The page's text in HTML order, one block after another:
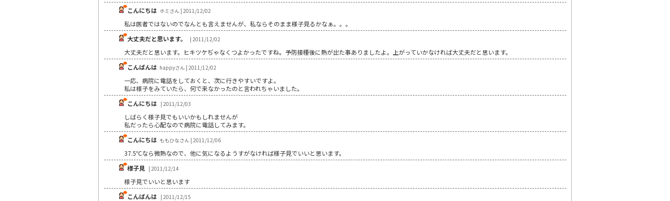
こんにちは ホミさん | 2011/12/02
私は医者ではないのでなんとも言えませんが、私ならそのまま様子見るかなぁ。。。
大丈夫だと思います。
| 2011/12/02
大丈夫だと思います。ヒキツケぢゃなくつよかったですね。予防接種後に熱が出た事ありましたよ。上がっていかなければ大丈夫だと思います。
こんばんは happyさん | 2011/12/02
一応、病院に電話をしておくと、次に行きやすいですよ。
私は様子をみていたら、何で来なかったのと言われちゃいました。
こんにちは | 2011/12/03
しばらく様子見でもいいかもしれませんが
私だったら心配なので病院に電話してみます。
こんにちは ももひなさん | 2011/12/06
37.5℃なら微熱なので、他に気になるようすがなければ様子見でいいと思います。
様子見 | 2011/12/14
様子見でいいと思います
こんばんは | 2011/12/15